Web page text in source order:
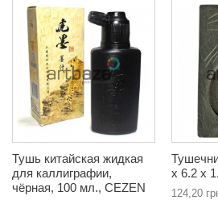
Тушь китайская жидкая
для каллиграфии,
чёрная, 100 мл., CEZEN
x 6.2 x
124,20